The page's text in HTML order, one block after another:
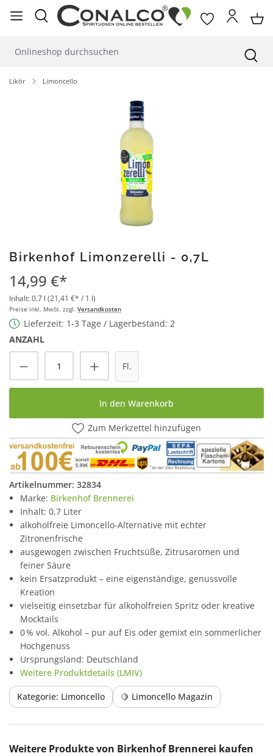
springen
Likör Limoncello
Birkenhof Limonzerelli - 0,7L
14,99 €*
Inhalt:0.7 l (21,41 €* / 1 l)
Preise inkl. MwSt. zzgl. Versandkosten
Lieferzeit: 1-3 Tage / Lagerbestand: 2
ANZAHL
Produkt Anzahl: Gib den gewünschten
Fl.
In den Warenkorb
Zum Merkzettel hinzufügen
Artikelnummer: 32834
Marke: Birkenhof Brennerei
Inhalt: 0,7 Liter
alkoholfreie Limoncello-Alternative mit echter
Zitronenfrische
ausgewogen zwischen Fruchtsüße, Zitrusaromen und
feiner Säure
kein Ersatzprodukt – eine eigenständige, genussvolle
Kreation
vielseitig einsetzbar für alkoholfreien Spritz oder kreative
Mocktails
0 % vol. Alkohol – pur auf Eis oder gemixt ein sommerlicher
Hochgenuss
Ursprungsland: Deutschland
Weitere Produktdetails (LMIV)
Kategorie: Limoncello 🍋 Limoncello Magazin
Produktgalerie überspringen
Weitere Produkte von Birkenhof Brennerei kaufen